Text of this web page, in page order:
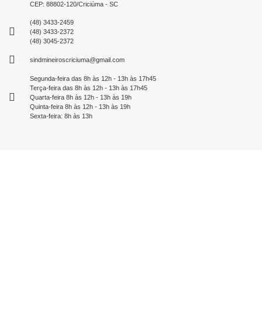
CEP: 88802-120/Criciúma - SC
(48) 3433-2459
(48) 3433-2372
(48) 3045-2372
sindmineiroscriciuma@gmail.com
Segunda-feira das 8h às 12h - 13h às 17h45
Terça-feira das 8h às 12h - 13h às 17h45
Quarta-feira 8h às 12h - 13h às 19h
Quinta-feira 8h às 12h - 13h às 19h
Sexta-feira: 8h às 13h